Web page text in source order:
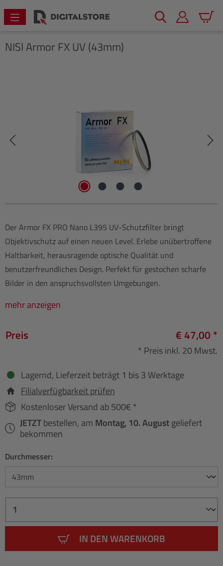
springen
NISIArmor FX UV (43mm)
Der Armor FX PRO Nano L395 UV-Schutzfilter bringt
Objektivschutz auf einen neuen Level. Erlebe unübertroffene
Haltbarkeit, herausragende optische Qualität und
benutzerfreundliches Design. Perfekt für gestochen scharfe
Bilder in den anspruchsvollsten Umgebungen.
mehr anzeigen
Preis € 47,00 *
* Preis inkl. 20 Mwst.
Lagernd, Lieferzeit beträgt 1 bis 3 Werktage
Filialverfügbarkeit prüfen
Kostenloser Versand ab 500€ *
JETZTbestellen, am Montag, 10. Augustgeliefert
bekommen
Durchmesser:
IN DEN WARENKORB